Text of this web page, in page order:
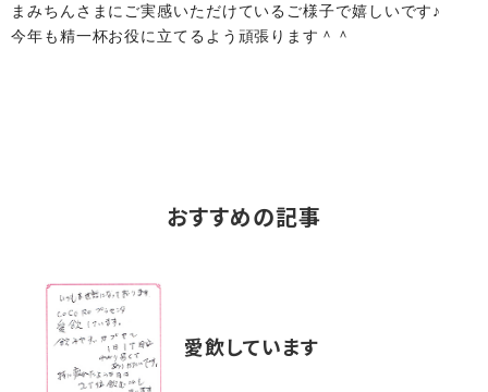
まみちんさまにご実感いただけているご様子で嬉しいです♪
今年も精一杯お役に立てるよう頑張ります＾＾
おすすめの記事
愛飲しています